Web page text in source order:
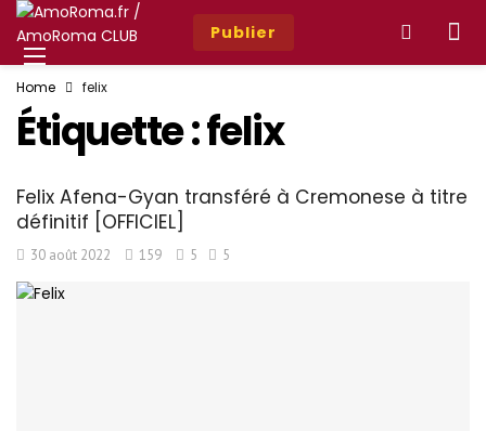
Publier
Home felix
Étiquette :felix
Felix Afena-Gyan transféré à Cremonese à titre
définitif [OFFICIEL]
30 août 2022 159 5 5